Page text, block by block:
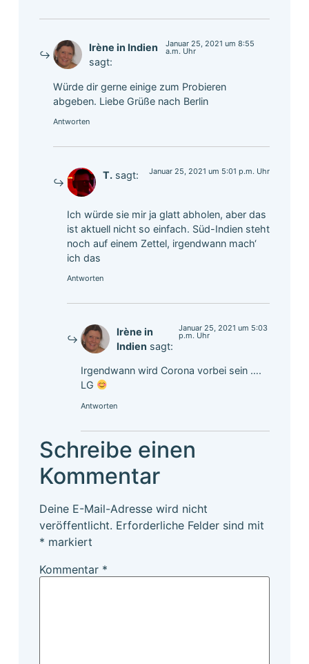
Irène in Indien
sagt:
Januar 25, 2021 um 8:55
a.m. Uhr
Würde dir gerne einige zum Probieren
abgeben. Liebe Grüße nach Berlin
Antworten
T. sagt: Januar 25, 2021 um 5:01 p.m. Uhr
Ich würde sie mir ja glatt abholen, aber das
ist aktuell nicht so einfach. Süd-Indien steht
noch auf einem Zettel, irgendwann mach‘
ich das
Antworten
Irène in
Indien sagt:
Januar 25, 2021 um 5:03
p.m. Uhr
Irgendwann wird Corona vorbei sein ….
LG
Antworten
Schreibe einen
Kommentar
Deine E-Mail-Adresse wird nicht
veröffentlicht. Erforderliche Felder sind mit
* markiert
Kommentar *